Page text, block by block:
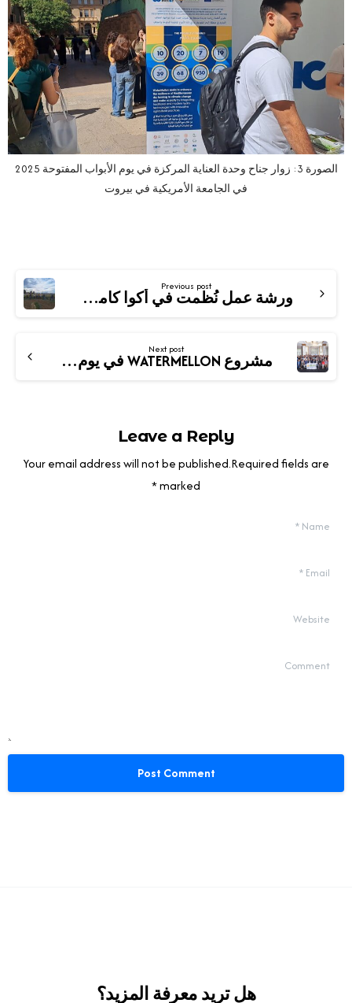
الصورة 3: زوار جناح وحدة العناية المركزة في يوم الأبواب المفتوحة 2025
في الجامعة الأمريكية في بيروت
Previous post
ورشة عمل نُظمت في أكوا كامبوس، إيطاليا
Next post
مشروع WATERMELLON في يوم الشراكة PRIMA 2025 في برشلونة
Leave a Reply
Your email address will not be published.Required fields are
marked *
*
Email
Website
Comment
هل تريد معرفة المزيد؟